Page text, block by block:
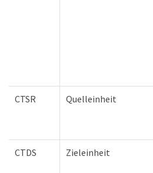
CTSR Quelleinheit
CTDS Zieleinheit